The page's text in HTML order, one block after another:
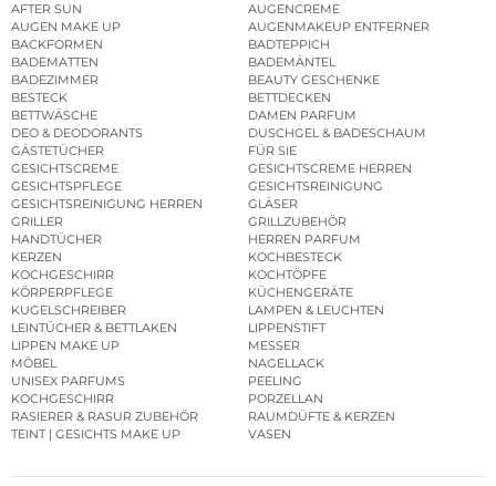
AFTER SUN
AUGENCREME
AUGEN MAKE UP
AUGENMAKEUP ENTFERNER
BACKFORMEN
BADTEPPICH
BADEMATTEN
BADEMÄNTEL
BADEZIMMER
BEAUTY GESCHENKE
BESTECK
BETTDECKEN
BETTWÄSCHE
DAMEN PARFUM
DEO & DEODORANTS
DUSCHGEL & BADESCHAUM
GÄSTETÜCHER
FÜR SIE
GESICHTSCREME
GESICHTSCREME HERREN
GESICHTSPFLEGE
GESICHTSREINIGUNG
GESICHTSREINIGUNG HERREN
GLÄSER
GRILLER
GRILLZUBEHÖR
HANDTÜCHER
HERREN PARFUM
KERZEN
KOCHBESTECK
KOCHGESCHIRR
KOCHTÖPFE
KÖRPERPFLEGE
KÜCHENGERÄTE
KUGELSCHREIBER
LAMPEN & LEUCHTEN
LEINTÜCHER & BETTLAKEN
LIPPENSTIFT
LIPPEN MAKE UP
MESSER
MÖBEL
NAGELLACK
UNISEX PARFUMS
PEELING
KOCHGESCHIRR
PORZELLAN
RASIERER & RASUR ZUBEHÖR
RAUMDÜFTE & KERZEN
TEINT | GESICHTS MAKE UP
VASEN